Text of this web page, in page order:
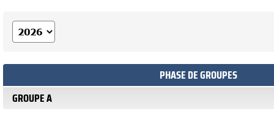
PHASE DE GROUPES
GROUPE A